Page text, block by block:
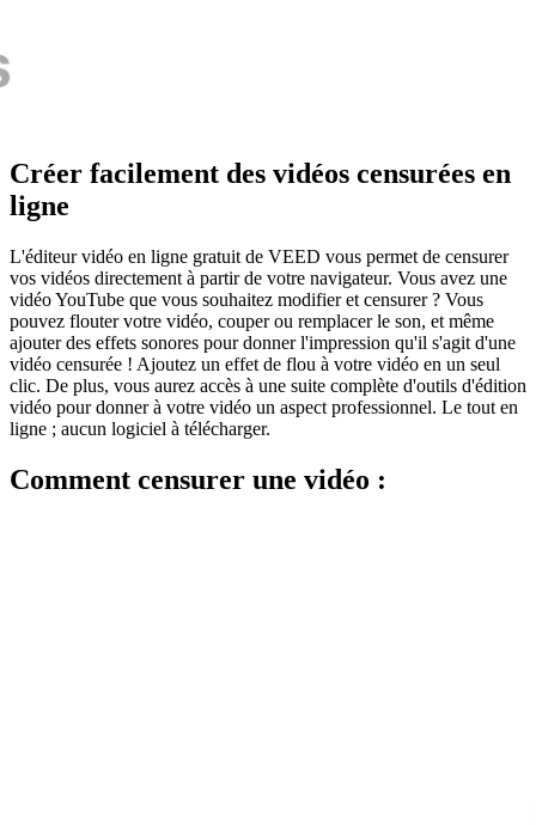
Créer facilement des vidéos censurées en
ligne
L'éditeur vidéo en ligne gratuit de VEED vous permet de censurer
vos vidéos directement à partir de votre navigateur. Vous avez une
vidéo YouTube que vous souhaitez modifier et censurer ? Vous
pouvez flouter votre vidéo, couper ou remplacer le son, et même
ajouter des effets sonores pour donner l'impression qu'il s'agit d'une
vidéo censurée ! Ajoutez un effet de flou à votre vidéo en un seul
clic. De plus, vous aurez accès à une suite complète d'outils d'édition
vidéo pour donner à votre vidéo un aspect professionnel. Le tout en
ligne ; aucun logiciel à télécharger.
Comment censurer une vidéo :